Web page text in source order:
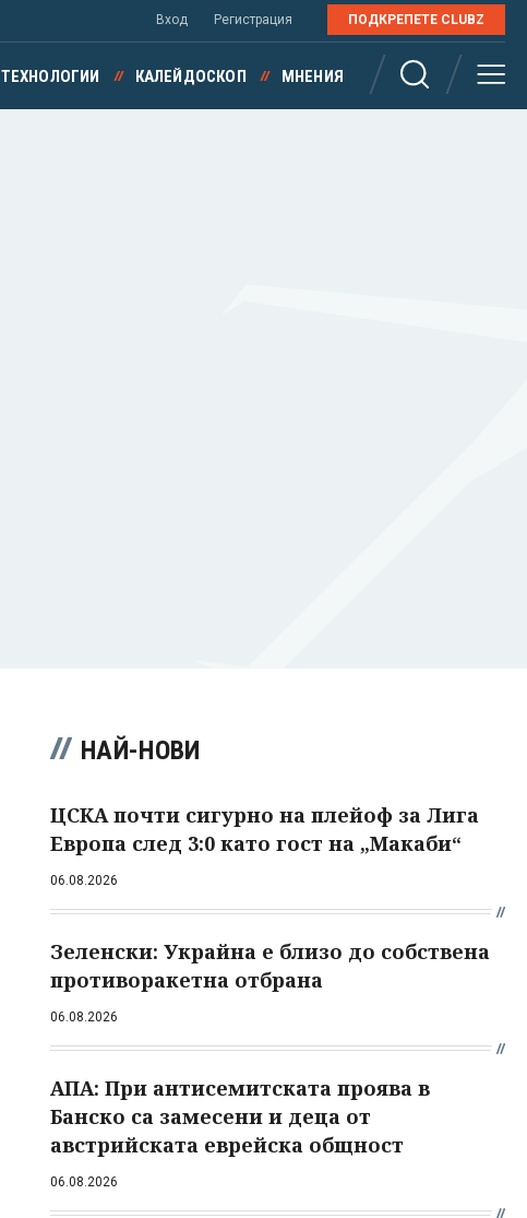
Вход Регистрация ПОДКРЕПЕТЕ CLUBZ
ТЕХНОЛОГИИ КАЛЕЙДОСКОП МНЕНИЯ
НАЙ-НОВИ
ЦСКА почти сигурно на плейоф за Лига
Европа след 3:0 като гост на „Макаби“
06.08.2026
Зеленски: Украйна е близо до собствена
противоракетна отбрана
06.08.2026
АПА: При антисемитската проява в
Банско са замесени и деца от
австрийската еврейска общност
06.08.2026